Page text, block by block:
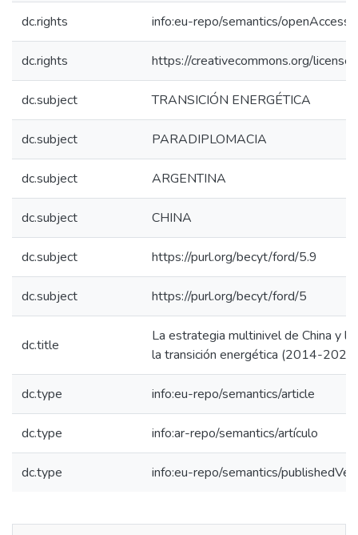
dc.rights info:eu-repo/semantics/openAccess
dc.rights https://creativecommons.org/
dc.subject TRANSICIÓN ENERGÉTICA
dc.subject PARADIPLOMACIA
dc.subject ARGENTINA
dc.subject CHINA
dc.subject https://purl.org/becyt/ford/5.9
dc.subject https://purl.org/becyt/ford/5
dc.title
La estrategia multinivel de China y
la transición energética (2014-2023)
dc.type info:eu-repo/semantics/article
dc.type info:ar-repo/semantics/artículo
dc.type info:eu-repo/semantics/